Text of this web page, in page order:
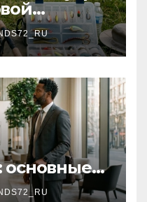
и
основные